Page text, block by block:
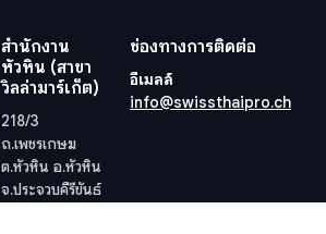
สำนักงาน
หัวหิน (สาขา
วิลล่ามาร์เก็ต)
218/3
ถ.เพชรเกษม
ต.หัวหิน อ.หัวหิน
จ.ประจวบคีรีขันธ์
ช่องทางการติดต่อ
อีเมลล์
info@swissthaipro.ch